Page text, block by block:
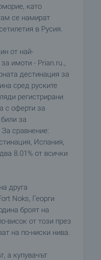
като
се намират
в Русия.
от най-
имоти - Prian.ru.,
дестинация за
сред руските
регистрирани
с оферти за
за
сравнение:
Испания,
8.01% от всички
друга
Noks, Георги
броят на
висок от този през
на по-ниски нива.
а купувачът